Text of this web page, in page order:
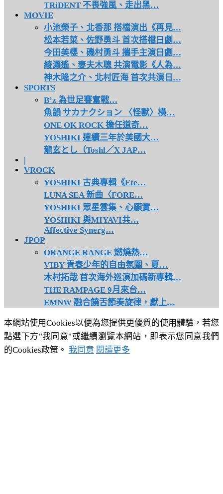
TRiDENT 不畏強風、走出黑…
MOVIE
小池榮子、北香那 搭檔演出《再見…
松本若菜、佐野勇斗 首次搭檔日劇…
今田美櫻、磯村勇斗 攜手主演日劇…
綾瀨遙、妻夫木聰 共演電影《人為…
神木隆之介、北村匠海 首次共演日…
SPORTS
B’z 為世足賽奮戰…
魚韻 サカナクション 〈怪獸〉橫…
ONE OK ROCK 擔任道奇…
YOSHIKI 連續三年於美國大…
龍玄とし（Toshl／X JAP…
VROCK
YOSHIKI 古典專輯《Ete…
LUNA SEA 新曲〈FORE…
YOSHIKI 眾星雲集、心願實…
YOSHIKI 與MIYAVI共…
Affective Synerg…
JPOP
ORANGE RANGE 燃燒熱…
VIBY 青春少年的自由氛圍、夏…
木村拓哉 首次海外巡演加碼新專輯…
THE RAMPAGE 9月來台…
EMNW 融合饒舌節奏旋律，獻上…
本網站使用Cookies以便為您提供更優質的使用體驗，若您
點選下方"我同意"或繼續瀏覽本網站，即表示您同意我們
的Cookies政策。 我同意 閱讀更多